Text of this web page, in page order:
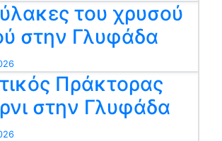
του χρυσού
στην Γλυφάδα
Πράκτορας
στην Γλυφάδα